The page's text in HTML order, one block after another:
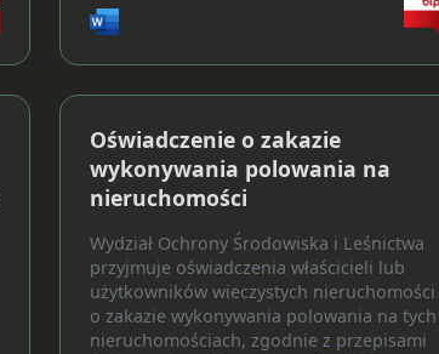
Oświadczenie o zakazie
wykonywania polowania na
nieruchomości
Wydział Ochrony Środowiska i Leśnictwa
przyjmuje oświadczenia właścicieli lub
użytkowników wieczystych nieruchomości
o zakazie wykonywania polowania na tych
nieruchomościach, zgodnie z przepisami